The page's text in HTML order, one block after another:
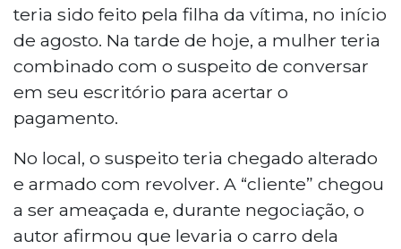
teria sido feito pela filha da vítima, no início
de agosto. Na tarde de hoje, a mulher teria
combinado com o suspeito de conversar
em seu escritório para acertar o
pagamento.
No local, o suspeito teria chegado alterado
e armado com revolver. A “cliente” chegou
a ser ameaçada e, durante negociação, o
autor afirmou que levaria o carro dela